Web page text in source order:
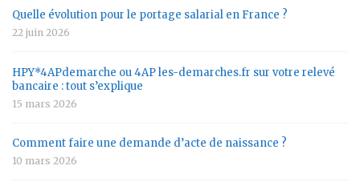
Quelle évolution pour le portage salarial en France ?
22 juin 2026
HPY*4APdemarche ou 4AP les-demarches.fr sur votre relevé
bancaire : tout s’explique
15 mars 2026
Comment faire une demande d’acte de naissance ?
10 mars 2026